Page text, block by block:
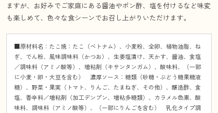
ますが、お好みでご家庭にある醤油やポン酢、塩を付けるなど味変
も楽しめて、色々な食シーンでお召し上がりいただけます。
■原材料名：たこ焼：たこ（ベトナム）、小麦粉、全卵、植物油脂、ね
ぎ、でん粉、風味調味料（かつお）、生姜塩漬け、天かす、醤油、食塩
／調味料（アミノ酸等）、増粘剤（キサンタンガム）、酸味料、（一部
に小麦・卵・大豆を含む） 濃厚ソース：糖類（砂糖・ぶどう糖果糖液
糖）、野菜・果実（トマト、りんご、たまねぎ、その他）、醸造酢、食
塩、香辛料／増粘剤（加工デンプン、増粘多糖類）、カラメル色素、酸
味料、調味料（アミノ酸等）、（一部にりんごを含む） 乳化タイプ調